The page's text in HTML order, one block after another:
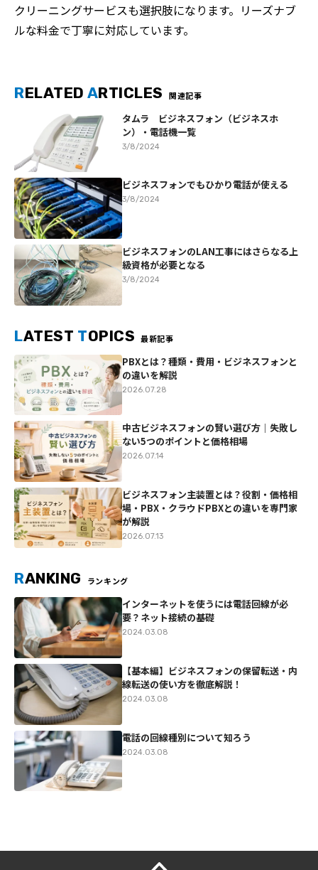
クリーニングサービスも選択肢になります。リーズナブ
ルな料金で丁寧に対応しています。
RELATED ARTICLES 関連記事
タムラ ビジネスフォン（ビジネスホ
ン）・電話機一覧
3/8/2024
ビジネスフォンでもひかり電話が使える
3/8/2024
ビジネスフォンのLAN工事にはさらなる上
級資格が必要となる
3/8/2024
LATEST TOPICS 最新記事
PBXとは？種類・費用・ビジネスフォンと
の違いを解説
2026.07.28
中古ビジネスフォンの賢い選び方｜失敗し
ない5つのポイントと価格相場
2026.07.14
ビジネスフォン主装置とは？役割・価格相
場・PBX・クラウドPBXとの違いを専門家
が解説
2026.07.13
RANKING ランキング
インターネットを使うには電話回線が必
要？ネット接続の基礎
2024.03.08
【基本編】ビジネスフォンの保留転送・内
線転送の使い方を徹底解説！
2024.03.08
電話の回線種別について知ろう
2024.03.08